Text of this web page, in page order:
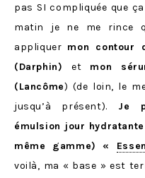
pas SI compliquée que
matin je ne me rince
appliquer mon contour
(Darphin)et mon
(Lancôme) (de loin, le
jusqu’à présent). Je
émulsion jour
même gamme) «
voilà, ma « base » est